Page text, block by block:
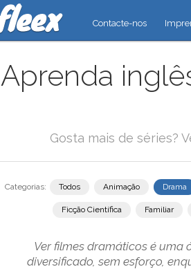
Contacte-nos
Aprenda
Gosta mais de séries?
Categorias: Todos Animação Drama
Ficção Científica Familiar
Ver filmes dramáticos é uma
diversificado, sem esforço,